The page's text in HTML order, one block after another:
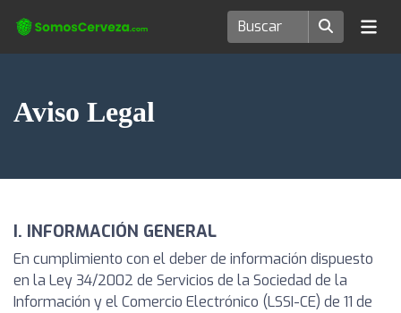
Aviso Legal
I. INFORMACIÓN GENERAL
En cumplimiento con el deber de información dispuesto
en la Ley 34/2002 de Servicios de la Sociedad de la
Información y el Comercio Electrónico (LSSI-CE) de 11 de